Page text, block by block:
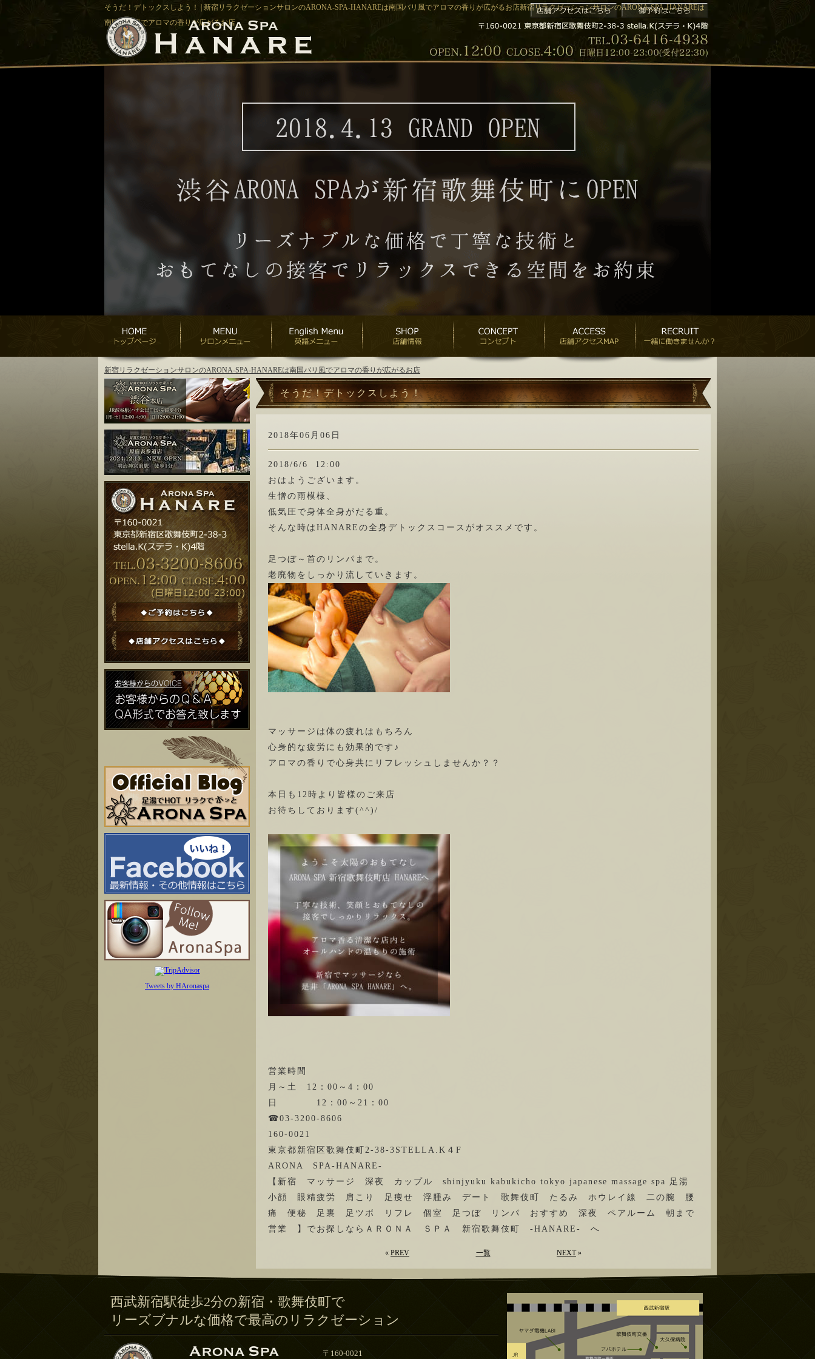
そうだ！デトックスしよう！ | 新宿リラクゼーションサロンのARONA-SPA-HANAREは南国バリ風でアロマの香りが広がるお店新宿リラクゼーションサロンのARONA-SPA-HANAREは
南国バリ風でアロマの香りが広がるお店
新宿リラクゼーションサロンのARONA-SPA-HANAREは南国バリ風でアロマの香りが広がるお店
そうだ！デトックスしよう！
2018年06月06日
2018/6/6 12:00
おはようございます。
生憎の雨模様、
低気圧で身体全身がだる重。
そんな時はHANAREの全身デトックスコースがオススメです。
足つぼ～首のリンパまで。
老廃物をしっかり流していきます。
マッサージは体の疲れはもちろん
心身的な疲労にも効果的です♪
アロマの香りで心身共にリフレッシュしませんか？？
本日も12時より皆様のご来店
お待ちしております(^^)/
営業時間
月～土 12：00～4：00
日 12：00～21：00
☎03-3200-8606
160-0021
東京都新宿区歌舞伎町2-38-3STELLA.K４F
ARONA SPA-HANARE-
【新宿 マッサージ 深夜 カップル shinjyuku kabukicho tokyo japanese massage spa 足湯
小顔 眼精疲労 肩こり 足痩せ 浮腫み デート 歌舞伎町 たるみ ホウレイ線 二の腕 腰
痛 便秘 足裏 足ツボ リフレ 個室 足つぼ リンパ おすすめ 深夜 ペアルーム 朝まで
営業 】でお探しならＡＲＯＮＡ ＳＰＡ 新宿歌舞伎町 -HANARE- へ
« PREV 一覧 NEXT»
Tweets by HAronaspa
西武新宿駅徒歩2分の新宿・歌舞伎町で
リーズブナルな価格で最高のリラクゼーション
〒160-0021